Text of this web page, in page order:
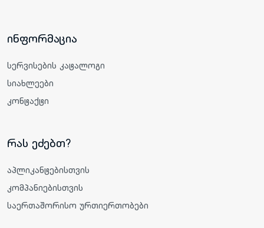
ინფორმაცია
სერვისების კატალოგი
სიახლეები
კონტაქტი
რას ეძებთ?
აპლიკანტებისთვის
კომპანიებისთვის
საერთაშორისო ურთიერთობები